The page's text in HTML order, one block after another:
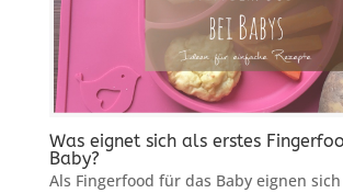
Was eignet sich als erstes
Baby?
Als Fingerfood für das Baby eignen